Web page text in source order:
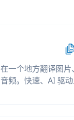
在一个地方翻译图
音频。快速、AI 驱动